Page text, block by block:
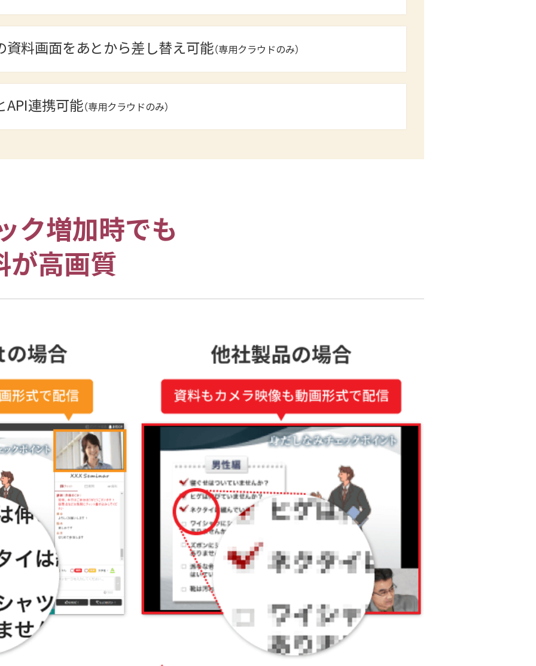
資料画面をあとから差し替え可能（専用クラウドのみ）
API連携可能（専用クラウドのみ）
ク増加時でも
が高画質